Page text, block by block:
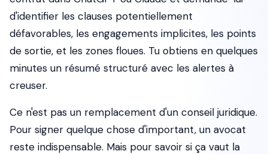
d'identifier les clauses potentiellement
défavorables, les engagements implicites, les points
de sortie, et les zones floues. Tu obtiens en quelques
minutes un résumé structuré avec les alertes à
creuser.
Ce n'est pas un remplacement d'un conseil juridique.
Pour signer quelque chose d'important, un avocat
reste indispensable. Mais pour savoir si ça vaut la